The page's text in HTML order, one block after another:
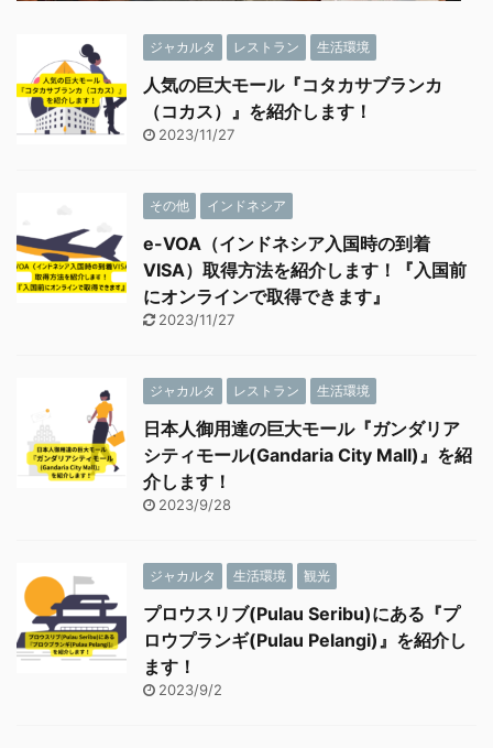
ジャカルタ レストラン 生活環境
人気の巨大モール『コタカサブランカ
（コカス）』を紹介します！
2023/11/27
その他 インドネシア
e-VOA（インドネシア入国時の到着
VISA）取得方法を紹介します！『入国前
にオンラインで取得できます』
2023/11/27
ジャカルタ レストラン 生活環境
日本人御用達の巨大モール『ガンダリア
シティモール(Gandaria City Mall)』を紹
介します！
2023/9/28
ジャカルタ 生活環境 観光
プロウスリブ(Pulau Seribu)にある『プ
ロウプランギ(Pulau Pelangi)』を紹介し
ます！
2023/9/2